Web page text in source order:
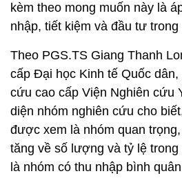
kèm theo mong muốn này là
nhập, tiết kiệm và đầu tư
Theo PGS.TS Giang Thanh
cấp Đại học Kinh tế Quốc
cứu cao cấp Viện Nghiên cứu
diện nhóm nghiên cứu cho
được xem là nhóm quan
tăng về số lượng và tỷ lệ trong
là nhóm có thu nhập bình